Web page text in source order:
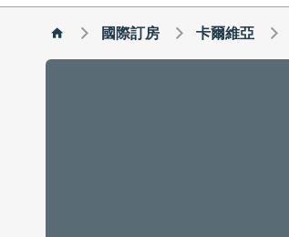
國際訂房 卡爾維亞